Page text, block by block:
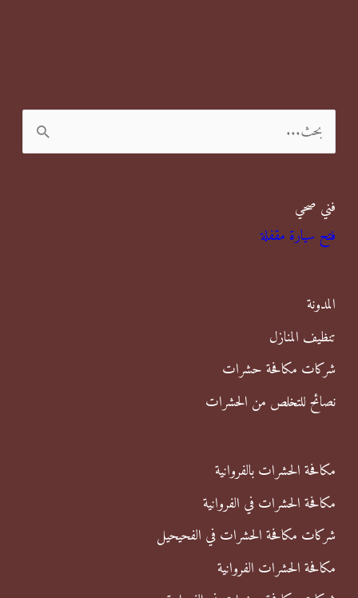
ل
ح
ث
ن
فني صحي
فتح سيارة مقفلة
المدونة
تنظيف المنازل
شركات مكافحة حشرات
نصائح للتخلص من الحشرات
مكافحة الحشرات بالفروانية
مكافحة الحشرات في الفروانية
شركات مكافحة الحشرات في الفحيحيل
مكافحة الحشرات الفروانية